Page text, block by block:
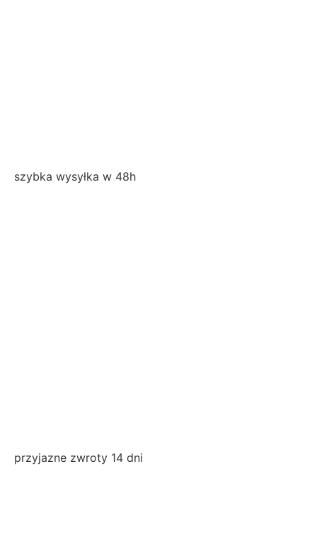
szybka wysyłka w 48h
przyjazne zwroty 14 dni